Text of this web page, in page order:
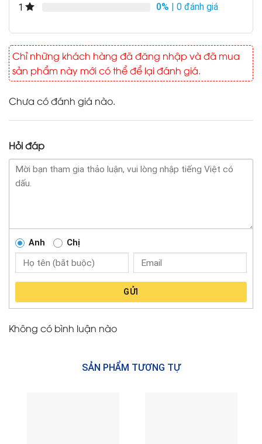
1
0% | 0 đánh giá
Chỉ những khách hàng đã đăng nhập và đã mua
sản phẩm này mới có thể để lại đánh giá.
Chưa có đánh giá nào.
Hỏi đáp
Anh Chị
GỬI
Không có bình luận nào
SẢN PHẨM TƯƠNG TỰ